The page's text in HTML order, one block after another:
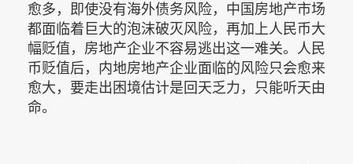
愈多，即使没有海外债务风险，中国房地产市场
都面临着巨大的泡沫破灭风险，再加上人民币大
幅贬值，房地产企业不容易逃出这一难关。人民
币贬值后，内地房地产企业面临的风险只会愈来
愈大，要走出困境估计是回天乏力，只能听天由
命。